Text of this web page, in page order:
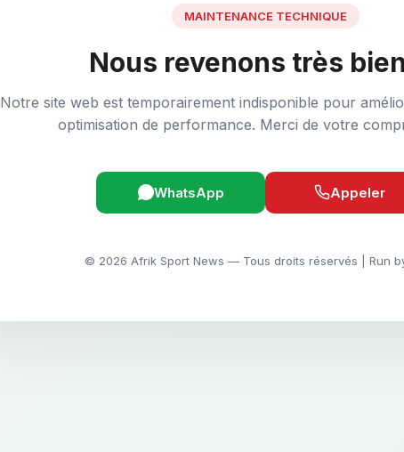
MAINTENANCE TECHNIQUE
Nous revenons très
Notre site web est temporairement indisponible pour
optimisation de performance. Merci de votre
WhatsApp Appeler
© 2026 Afrik Sport News — Tous droits réservés | Run